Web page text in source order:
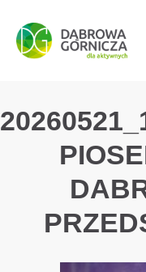
PRZEJDŹ DO
PRZEJDŹ DO
PRZEJDŹ DO